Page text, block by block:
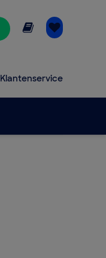
Online lezen
Klantenservice